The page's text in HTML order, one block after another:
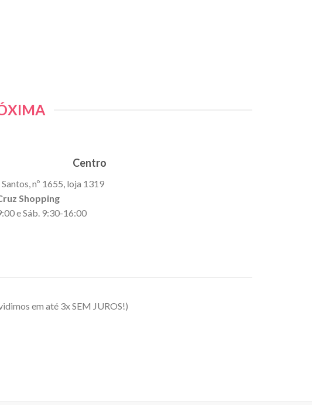
Centro
nº 1655, loja 1319
Shopping
e Sáb. 9:30-16:00
em até 3x SEM JUROS!)